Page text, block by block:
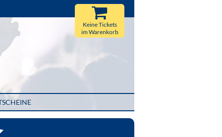
Keine Tickets
im Warenkorb